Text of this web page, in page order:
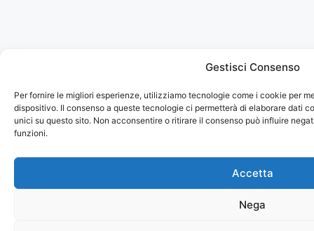
Gestisci Consenso
Per fornire le migliori esperienze, utilizziamo tecnologie come i cookie per
dispositivo. Il consenso a queste tecnologie ci permetterà di elaborare dati
unici su questo sito. Non acconsentire o ritirare il consenso può influire
funzioni.
Accetta
Nega